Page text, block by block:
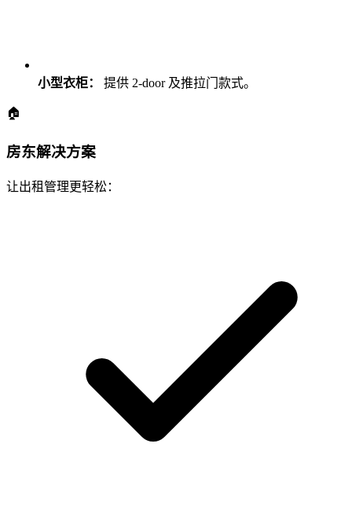
小型衣柜： 提供 2-door 及推拉门款式。
🏠
房东解决方案
让出租管理更轻松：